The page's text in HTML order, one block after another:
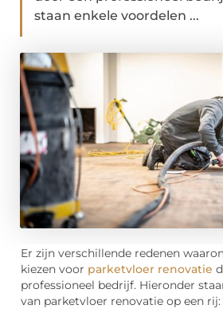
staan enkele voordelen ...
Er zijn verschillende redenen
kiezen voor parketvloer renovatie
professioneel bedrijf. Hieronder
van parketvloer renovatie op een rij: